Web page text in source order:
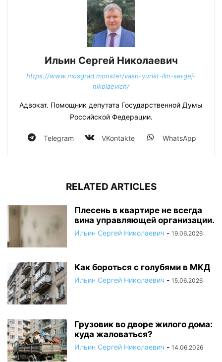
Ильин Сергей Николаевич
https://www.mosgrad.monster/vash-yurist-ilin-sergej-
nikolaevich/
Адвокат. Помощник депутата Государственной Думы
Российской Федерации.
Telegram VKontakte WhatsApp
RELATED ARTICLES
Плесень в квартире не всегда
вина управляющей организации.
Ильин Сергей Николаевич - 19.06.2026
Как бороться с голубями в МКД
Ильин Сергей Николаевич - 15.06.2026
Грузовик во дворе жилого дома:
куда жаловаться?
Ильин Сергей Николаевич - 14.06.2026